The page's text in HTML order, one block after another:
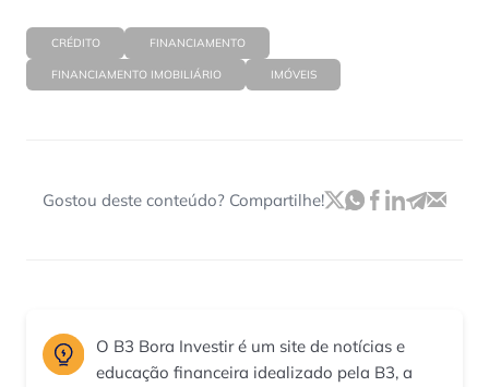
CRÉDITO FINANCIAMENTO
FINANCIAMENTO IMOBILIÁRIO IMÓVEIS
Gostou deste conteúdo? Compartilhe!
O B3 Bora Investir é um site de notícias e
educação financeira idealizado pela B3, a